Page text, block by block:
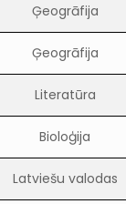
Ģeogrāfija
Ģeogrāfija
Literatūra
Bioloģija
Latviešu valodas